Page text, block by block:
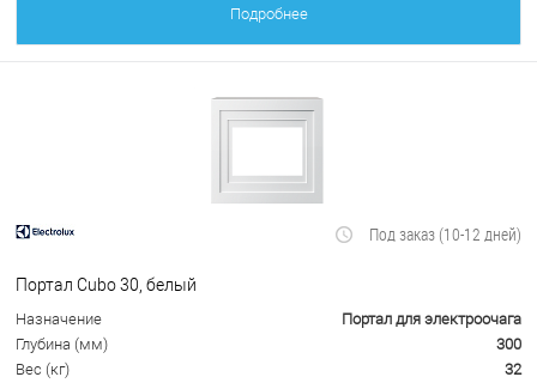
Подробнее
Под заказ (10-12 дней)
Портал Cubo 30, белый
Назначение
Портал для электроочага
Глубина (мм)
300
Вес (кг)
32